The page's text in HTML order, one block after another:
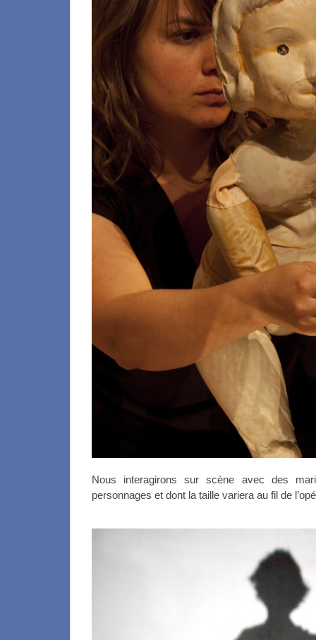
Nous interagirons sur scène avec des
personnages et dont la taille variera au fil de